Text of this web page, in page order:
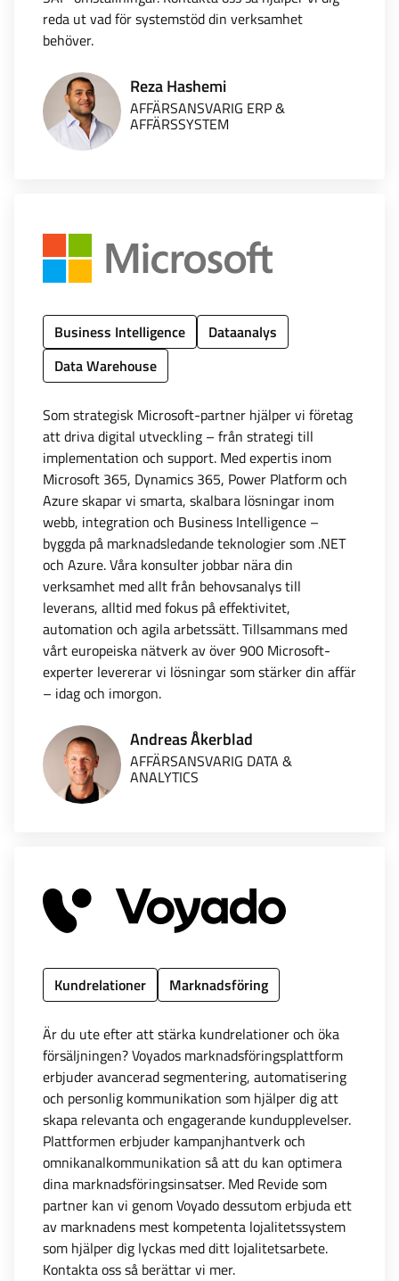
reda ut vad för systemstöd din verksamhet
behöver.
Reza Hashemi
AFFÄRSANSVARIG ERP &
AFFÄRSSYSTEM
Business Intelligence
Dataanalys
Data Warehouse
Som strategisk Microsoft-partner hjälper vi företag
att driva digital utveckling – från strategi till
implementation och support. Med expertis inom
Microsoft 365, Dynamics 365, Power Platform och
Azure skapar vi smarta, skalbara lösningar inom
webb, integration och Business Intelligence –
byggda på marknadsledande teknologier som .NET
och Azure. Våra konsulter jobbar nära din
verksamhet med allt från behovsanalys till
leverans, alltid med fokus på effektivitet,
automation och agila arbetssätt. Tillsammans med
vårt europeiska nätverk av över 900 Microsoft-
experter levererar vi lösningar som stärker din affär
– idag och imorgon.
Andreas Åkerblad
AFFÄRSANSVARIG DATA &
ANALYTICS
Kundrelationer Marknadsföring
Är du ute efter att stärka kundrelationer och öka
försäljningen? Voyados marknadsföringsplattform
erbjuder avancerad segmentering, automatisering
och personlig kommunikation som hjälper dig att
skapa relevanta och engagerande kundupplevelser.
Plattformen erbjuder kampanjhantverk och
omnikanalkommunikation så att du kan optimera
dina marknadsföringsinsatser. Med Revide som
partner kan vi genom Voyado dessutom erbjuda ett
av marknadens mest kompetenta lojalitetssystem
som hjälper dig lyckas med ditt lojalitetsarbete.
Kontakta oss så berättar vi mer.